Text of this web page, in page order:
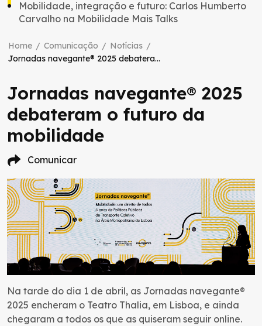
Home / Comunicação / Notícias /
Jornadas navegante® 2025 debateram o futuro da mobilidade
Jornadas navegante® 2025
debateram o futuro da
mobilidade
Comunicar
Na tarde do dia 1 de abril, as Jornadas navegante®
2025 encheram o Teatro Thalia, em Lisboa, e ainda
chegaram a todos os que as quiseram seguir online.
Mobilidade, integração e futuro: Carlos Humberto
Carvalho na Mobilidade Mais Talks